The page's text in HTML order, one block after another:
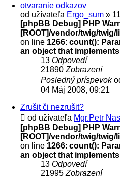
otvaranie odkazov
od užívateľa Ergo_sum »
[phpBB Debug] PHP
[ROOT]/vendor/twig/
on line 1266: count():
an object that
13 Odpovedí
21890 Zobrazení
Posledný príspevok
04 Máj 2008, 09:21
Zrušit či nezrušit?
od užívateľa Mgr.Petr
[phpBB Debug] PHP
[ROOT]/vendor/twig/
on line 1266: count():
an object that
13 Odpovedí
21995 Zobrazení